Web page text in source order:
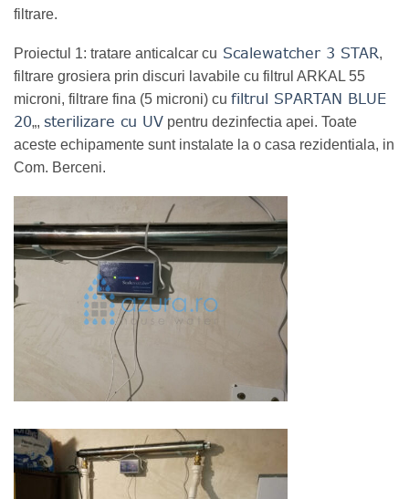
filtrare.
Proiectul 1: tratare anticalcar cu Scalewatcher 3 STAR,
filtrare grosiera prin discuri lavabile cu filtrul ARKAL 55
microni, filtrare fina (5 microni) cu filtrul SPARTAN BLUE
20„, sterilizare cu UV pentru dezinfectia apei. Toate
aceste echipamente sunt instalate la o casa rezidentiala, in
Com. Berceni.